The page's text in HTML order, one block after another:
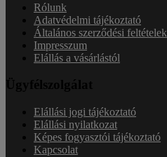
Rólunk
Adatvédelmi tájékoztató
Általános szerződési feltételek
Impresszum
Elállás a vásárlástól
Ügyfélszolgálat
Elállási jogi tájékoztató
Elállási nyilatkozat
Képes fogyasztói tájékoztató
Kapcsolat